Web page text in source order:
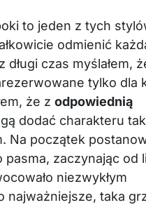
to jeden z tych
odmienić
czas myślałem,
tylko dla
że z odpowiednią
dodać charakteru
Na początek
pasma, zaczynając od
niezwykłym
najważniejsze, taka